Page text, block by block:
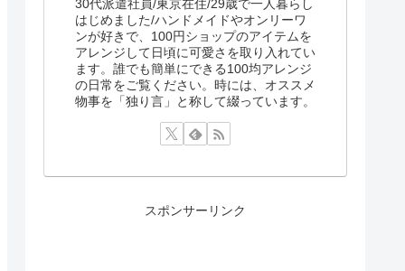
30代派遣社員/東京在住/29歳で一人暮らし
はじめました/ハンドメイドやオンリーワ
ンが好きで、100円ショップのアイテムを
アレンジして日頃に可愛さを取り入れてい
ます。誰でも簡単にできる100均アレンジ
の日常をご覧ください。時には、オススメ
物事を「独り言」と称して綴っています。
スポンサーリンク